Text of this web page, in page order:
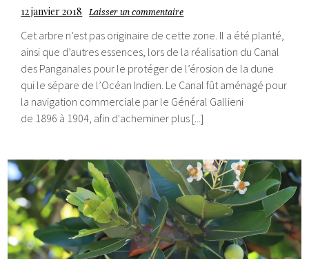
12 janvier 2018 Laisser un commentaire
Cet arbre n’est pas originaire de cette zone. Il a été planté,
ainsi que d’autres essences, lors de la réalisation du Canal
des Panganales pour le protéger de l’érosion de la dune
qui le sépare de l’Océan Indien. Le Canal fût aménagé pour
la navigation commerciale par le Général Gallieni
de 1896 à 1904, afin d'acheminer plus [...]